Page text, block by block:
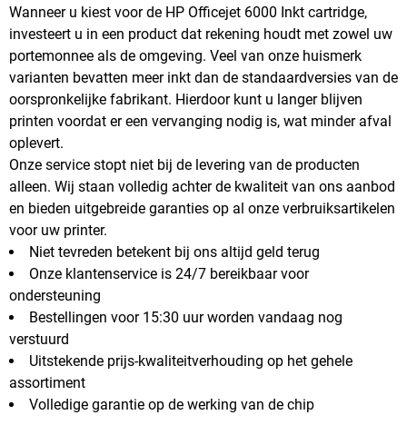
Wanneer u kiest voor de HP Officejet 6000 Inkt cartridge,
investeert u in een product dat rekening houdt met zowel uw
portemonnee als de omgeving. Veel van onze huismerk
varianten bevatten meer inkt dan de standaardversies van de
oorspronkelijke fabrikant. Hierdoor kunt u langer blijven
printen voordat er een vervanging nodig is, wat minder afval
oplevert.
Onze service stopt niet bij de levering van de producten
alleen. Wij staan volledig achter de kwaliteit van ons aanbod
en bieden uitgebreide garanties op al onze verbruiksartikelen
voor uw printer.
Niet tevreden betekent bij ons altijd geld terug
Onze klantenservice is 24/7 bereikbaar voor
ondersteuning
Bestellingen voor 15:30 uur worden vandaag nog
verstuurd
Uitstekende prijs-kwaliteitverhouding op het gehele
assortiment
Volledige garantie op de werking van de chip